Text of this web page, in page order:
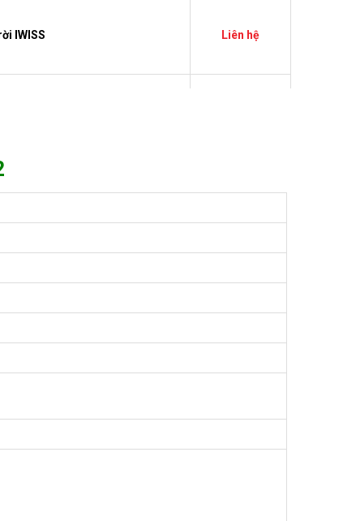
IWISS Liên hệ
Liên hệ